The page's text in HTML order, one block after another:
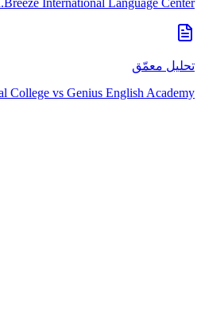
International Language Center
تحليل معمّق
College vs Genius English Academy